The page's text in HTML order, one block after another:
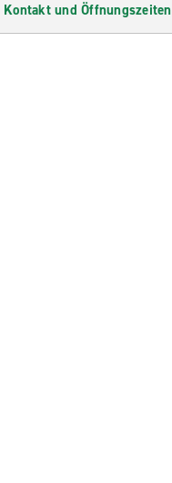
Kontakt und Öffnungszeiten